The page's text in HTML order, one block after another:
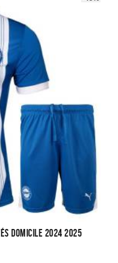
Domicile 2024 2025